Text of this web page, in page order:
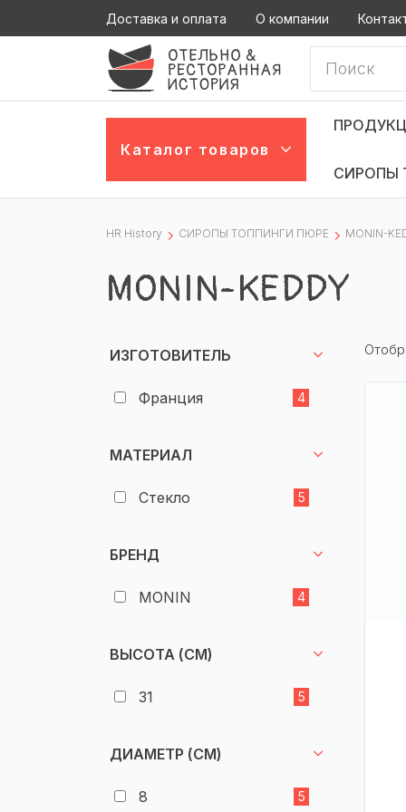
Доставка и оплата О компании
Каталог товаров
СИРОПЫ
HR History СИРОПЫ ТОППИНГИ ПЮРЕ MONIN-
MONIN-KEDDY
ИЗГОТОВИТЕЛЬ
Франция 4
МАТЕРИАЛ
Стекло 5
БРЕНД
MONIN 4
ВЫСОТА (СМ)
31 5
ДИАМЕТР (СМ)
8 5